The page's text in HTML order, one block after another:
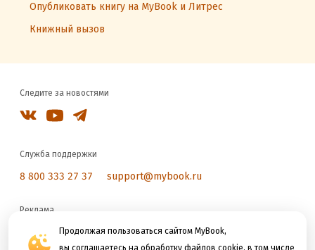
Продолжая пользоваться сайтом MyBook,
вы соглашаетесь на обработку файлов cookie, в том числе
Опубликовать книгу на MyBook и Литрес
Книжный вызов
Следите за новостями
Служба поддержки
8 800 333 27 37 support@mybook.ru
Реклама
reklama@litres.ru